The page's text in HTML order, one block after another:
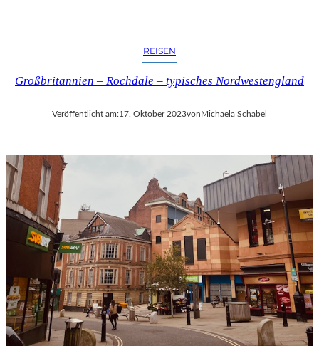
REISEN
Großbritannien – Rochdale – typisches Nordwestengland
Veröffentlicht am:17. Oktober 2023vonMichaela Schabel